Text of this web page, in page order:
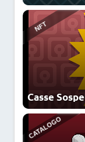
CATALOGO
NEWS